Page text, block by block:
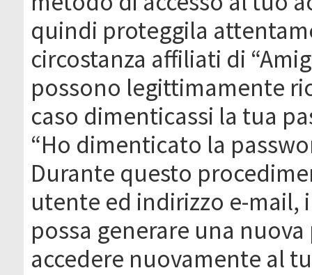
quindi proteggila
circostanza affiliati di
possono legittimamente
caso dimenticassi la tua
“Ho dimenticato la
Durante questo
utente ed indirizzo e-mail,
possa generare una
accedere nuovamente al